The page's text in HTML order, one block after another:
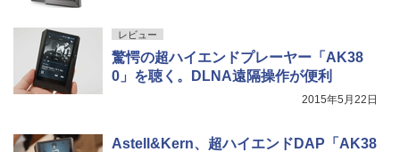
レビュー
驚愕の超ハイエンドプレーヤー「AK38
0」を聴く。DLNA遠隔操作が便利
2015年5月22日
Astell&Kern、超ハイエンドDAP「AK38